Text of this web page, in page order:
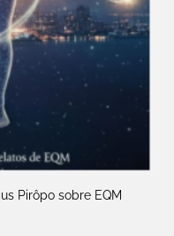
Pirôpo sobre EQM